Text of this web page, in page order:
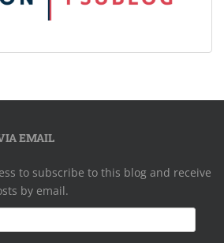
EMAIL
to subscribe to this blog and receive
by email.